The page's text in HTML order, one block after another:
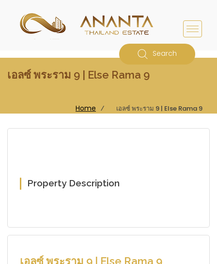
Search
เอลซ์ พระราม 9 | Else Rama 9
Home ⁄ เอลซ์ พระราม 9 | Else Rama 9
Property Description
เอลซ์ พระราม 9 | Else Rama 9